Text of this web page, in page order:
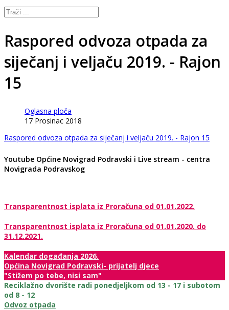
Raspored odvoza otpada za
siječanj i veljaču 2019. - Rajon
15
Oglasna ploča
17 Prosinac 2018
Raspored odvoza otpada za siječanj i veljaču 2019. - Rajon 15
Youtube Općine Novigrad Podravski i Live stream - centra
Novigrada Podravskog
Transparentnost isplata iz Proračuna od 01.01.2022.
Transparentnost isplata iz Proračuna od 01.01.2020. do
31.12.2021.
Kalendar događanja 2026.
Općina Novigrad Podravski- prijatelj djece
"Stižem po tebe, nisi sam"
Reciklažno dvorište radi ponedjeljkom od 13 - 17 i subotom
od 8 - 12
Odvoz otpada